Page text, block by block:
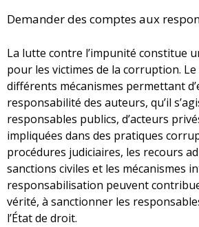
Demander des comptes aux
La lutte contre l’impunité constitue
pour les victimes de la corruption.
différents mécanismes permettant
responsabilité des auteurs, qu’il
responsables publics, d’acteurs
impliquées dans des pratiques
procédures judiciaires, les recours
sanctions civiles et les mécanismes
responsabilisation peuvent
vérité, à sanctionner les
l’État de droit.